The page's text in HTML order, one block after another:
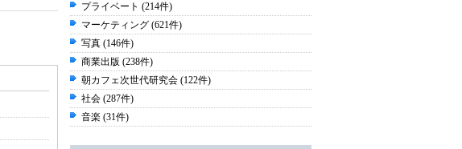
プライベート (214件)
マーケティング (621件)
写真 (146件)
商業出版 (238件)
朝カフェ次世代研究会 (122件)
社会 (287件)
音楽 (31件)